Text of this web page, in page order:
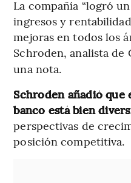
La compañía “logró
ingresos y
mejoras en todos los
Schroden, analista
una nota.
Schroden añadió
banco está bien
perspectivas de
posición competitiva.